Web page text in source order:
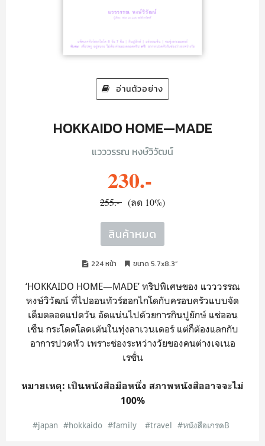
อ่านตัวอย่าง
HOKKAIDO HOME—MADE
แวววรรณ หงษ์วิวัฒน์
230.-
255.- (ลด 10%)
สินค้าหมด
224 หน้า ขนาด 5.7x8.3”
‘HOKKAIDO HOME—MADE’ ทริปพิเศษของ แวววรรณ
หงษ์วิวัฒน์ ที่ไปออนทัวร์ฮอกไกโดกับครอบครัวแบบจัด
เต็มตลอดแปดวัน อัดแน่นไปด้วยการกินปูยักษ์ แช่ออน
เซ็น กระโดดโลดเต้นในทุ่งลาเวนเดอร์ แต่ก็ต้องแลกกับ
อาการปวดหัว เพราะช่องระหว่างวัยของคนต่างเจเนอ
เรชั่น
หมายเหตุ: เป็นหนังสือมือหนึ่ง สภาพหนังสืออาจจะไม่
100%
#japan #hokkaido #family #travel #หนังสือเกรดB